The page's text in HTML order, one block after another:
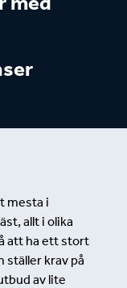
mesta i
allt i olika
att ha ett stort
ställer krav på
av lite